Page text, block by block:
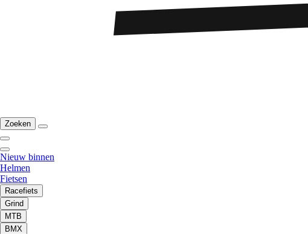
Zoeken
Nieuw binnen
Helmen
Fietsen
Racefiets
Grind
MTB
BMX